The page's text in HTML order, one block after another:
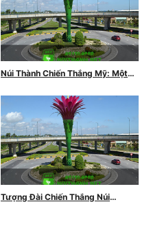
Núi Thành Chiến Thắng Mỹ: Một
Tượng Đài Chiến Thắng Núi